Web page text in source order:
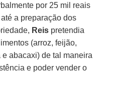
por 25 mil reais
a preparação dos
Reis pretendia
(arroz, feijão,
abacaxi) de tal maneira
e poder vender o